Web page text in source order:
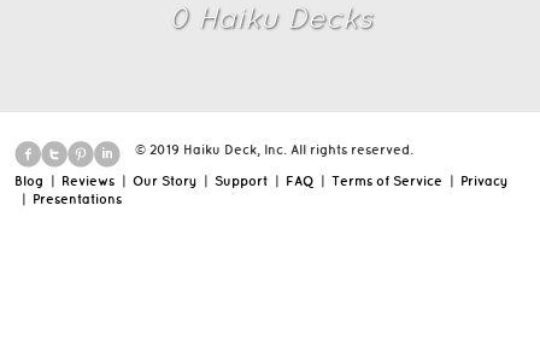
0Haiku Decks
© 2019 Haiku Deck, Inc. All rights reserved.
Blog | Reviews | Our Story | Support | FAQ | Terms of Service | Privacy
| Presentations